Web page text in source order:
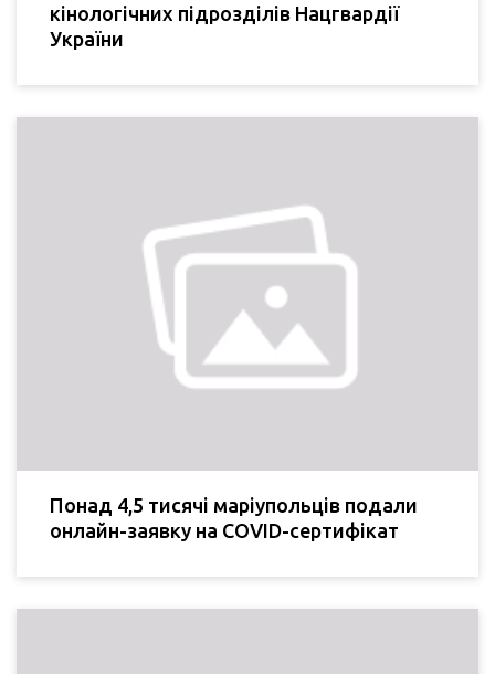
кінологічних підрозділів Нацгвардії
України
Понад 4,5 тисячі маріупольців подали
онлайн-заявку на COVID-сертифікат